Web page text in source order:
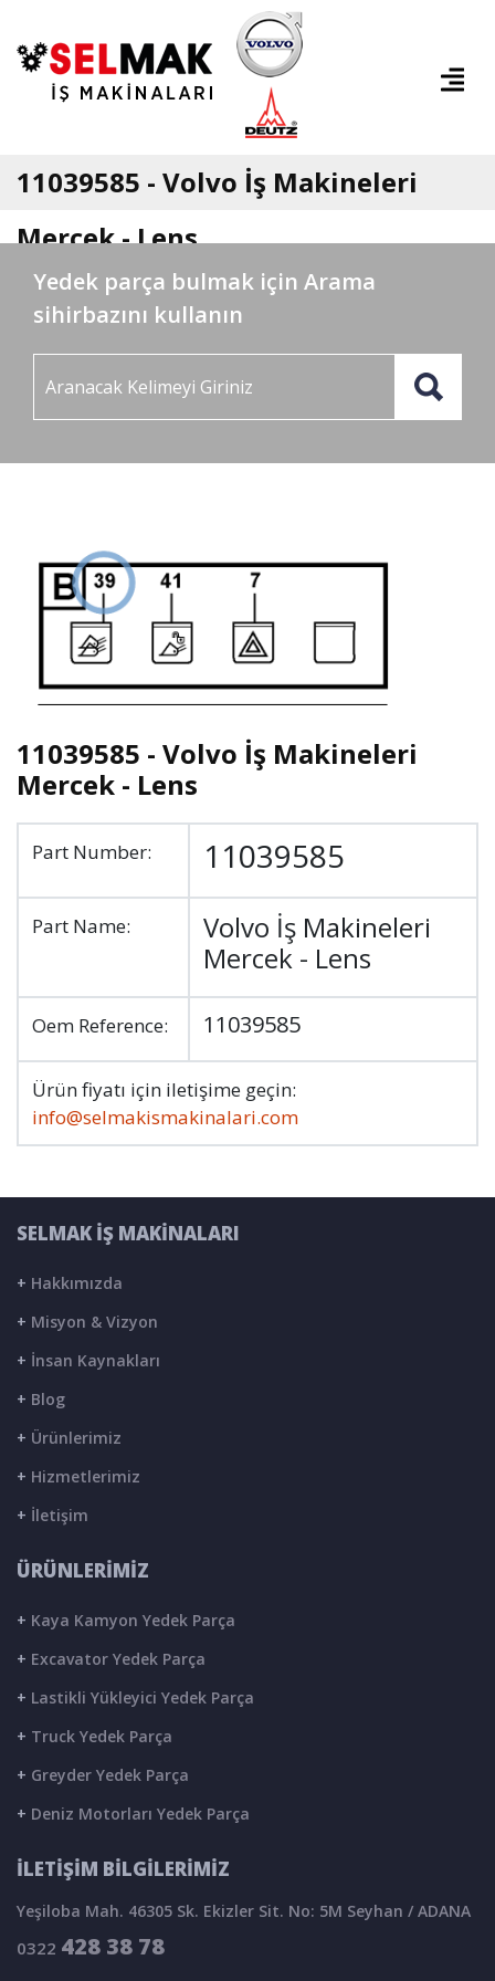
11039585 - Volvo İş Makineleri
Mercek - Lens
Yedek parça bulmak için Arama
sihirbazını kullanın
11039585 - Volvo İş Makineleri
Mercek - Lens
Part Number: 11039585
Part Name:
Volvo İş Makineleri
Mercek - Lens
Oem Reference: 11039585
Ürün fiyatı için iletişime geçin:
info@selmakismakinalari.com
SELMAK İŞ MAKİNALARI
+ Hakkımızda
+ Misyon & Vizyon
+ İnsan Kaynakları
+ Blog
+ Ürünlerimiz
+ Hizmetlerimiz
+ İletişim
ÜRÜNLERİMİZ
+ Kaya Kamyon Yedek Parça
+ Excavator Yedek Parça
+ Lastikli Yükleyici Yedek Parça
+ Truck Yedek Parça
+ Greyder Yedek Parça
+ Deniz Motorları Yedek Parça
İLETİŞİM BİLGİLERİMİZ
Yeşiloba Mah. 46305 Sk. Ekizler Sit. No: 5M Seyhan / ADANA
0322 428 38 78